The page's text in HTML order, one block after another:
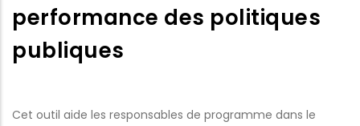
performance des politiques
publiques
Cet outil aide les responsables de programme dans le